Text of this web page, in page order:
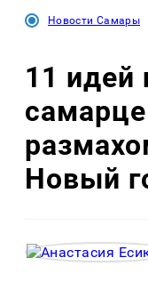
Новости Самары
11 идей
Новый